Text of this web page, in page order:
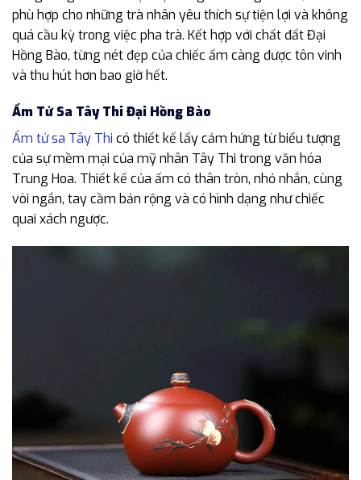
phù hợp cho những trà nhân yêu thích sự tiện lợi và không
quá cầu kỳ trong việc pha trà. Kết hợp với chất đất Đại
Hồng Bào, từng nét đẹp của chiếc ấm càng được tôn vinh
và thu hút hơn bao giờ hết.
Ấm Tử Sa Tây Thi Đại Hồng Bào
Ấm tử sa Tây Thi có thiết kế lấy cảm hứng từ biểu tượng
của sự mềm mại của mỹ nhân Tây Thi trong văn hóa
Trung Hoa. Thiết kế của ấm có thân tròn, nhỏ nhắn, cùng
vòi ngắn, tay cầm bản rộng và có hình dạng như chiếc
quai xách ngược.